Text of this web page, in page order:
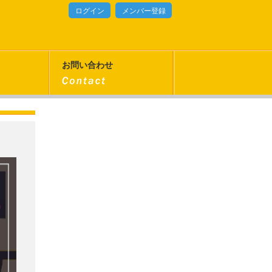
ログイン メンバー登録
お問い合わせ